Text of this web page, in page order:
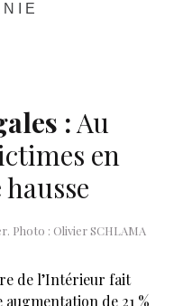
: Au
en
Photo : Olivier SCHLAMA
de l’Intérieur fait
de 21 %